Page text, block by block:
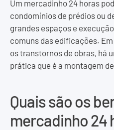
Um mercadinho 24 horas
condomínios de prédios ou
grandes espaços e
comuns das edificações.
os transtornos de obras, há
prática que é a montagem
Quais são os
mercadinho 24